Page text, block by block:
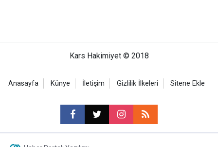
Kars Hakimiyet © 2018
Anasayfa Künye İletişim Gizlilik İlkeleri Sitene Ekle